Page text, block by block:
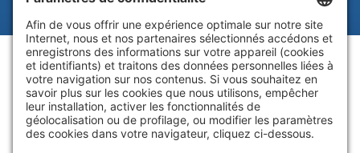
Juridique | Politique sur les témoins
|Processus de synthèse des
plaintes|Politique de
confidentialité|Paramètres de
confidentialité